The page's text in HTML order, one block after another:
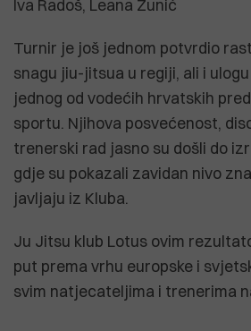
Iva Radoš, Leana Žunić
Turnir je još jednom potvrdio
snagu jiu-jitsua u regiji, ali i
jednog od vodećih hrvatskih
sportu. Njihova posvećenost,
trenerski rad jasno su došli do
gdje su pokazali zavidan nivo
javljaju iz Kluba.
Ju Jitsu klub Lotus ovim
put prema vrhu europske i
svim natjecateljima i trenerima